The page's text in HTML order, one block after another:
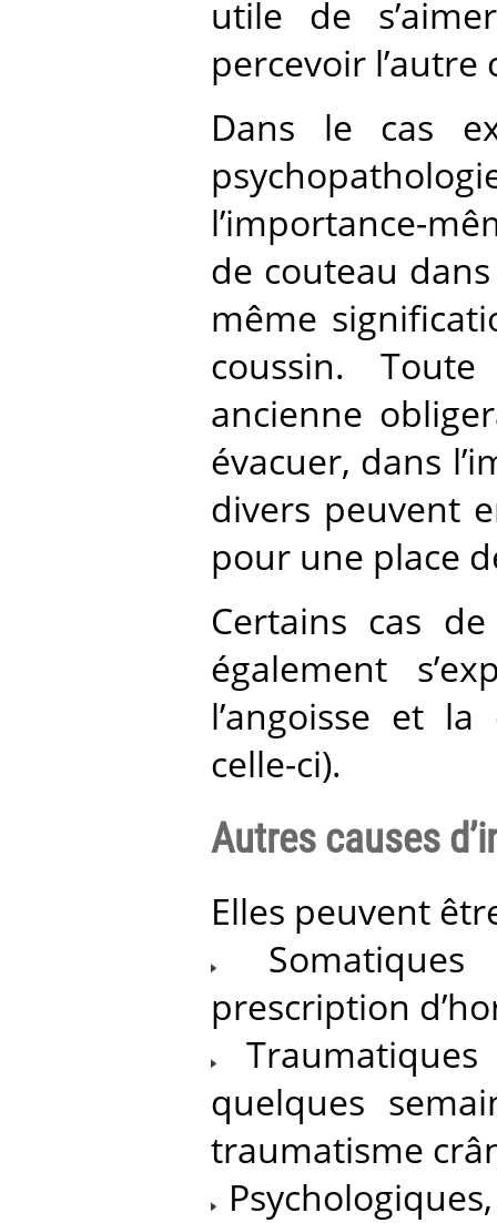
utile de
percevoir
Dans le cas
l’importance-
de couteau
même
coussin.
ancienne
évacuer, dans
divers peuvent
pour une place
Certains cas
également
l’angoisse et
celle-ci).
Autres causes
Elles peuvent
prescription
quelques
traumatisme